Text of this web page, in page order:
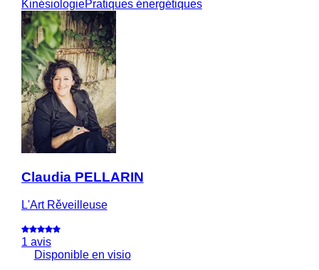
KinésiologiePratiques énergétiques
Claudia PELLARIN
L'Art Rěveilleuse
1 avis
Disponible en visio